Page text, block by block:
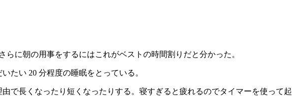
に朝の用事をするにはこれがベストの時間割りだと分かった。
たい 20 分程度の睡眠をとっている。
で長くなったり短くなったりする。寝すぎると疲れるのでタイマーを使って起